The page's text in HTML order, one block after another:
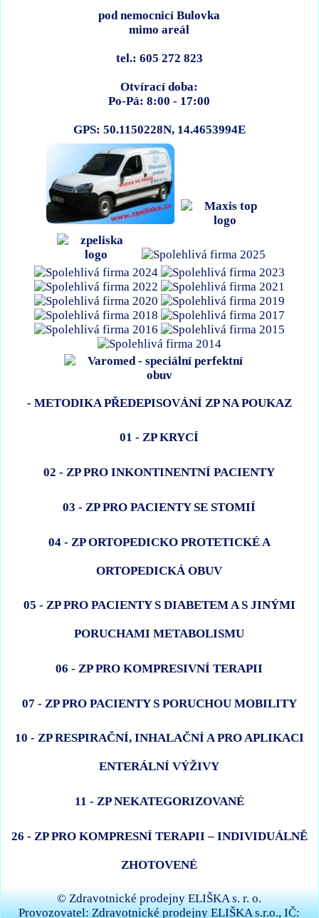
pod nemocnicí Bulovka
mimo areál
tel.: 605 272 823
Otvírací doba:
Po-Pá: 8:00 - 17:00
GPS: 50.1150228N, 14.4653994E
- METODIKA PŘEDEPISOVÁNÍ ZP NA POUKAZ
01 - ZP KRYCÍ
02 - ZP PRO INKONTINENTNÍ PACIENTY
03 - ZP PRO PACIENTY SE STOMIÍ
04 - ZP ORTOPEDICKO PROTETICKÉ A
ORTOPEDICKÁ OBUV
05 - ZP PRO PACIENTY S DIABETEM A S JINÝMI
PORUCHAMI METABOLISMU
06 - ZP PRO KOMPRESIVNÍ TERAPII
07 - ZP PRO PACIENTY S PORUCHOU MOBILITY
10 - ZP RESPIRAČNÍ, INHALAČNÍ A PRO APLIKACI
ENTERÁLNÍ VÝŽIVY
11 - ZP NEKATEGORIZOVANÉ
26 - ZP PRO KOMPRESNÍ TERAPII – INDIVIDUÁLNĚ
ZHOTOVENÉ
© Zdravotnické prodejny ELIŠKA s. r. o.
Provozovatel: Zdravotnické prodejny ELIŠKA s.r.o., IČ: